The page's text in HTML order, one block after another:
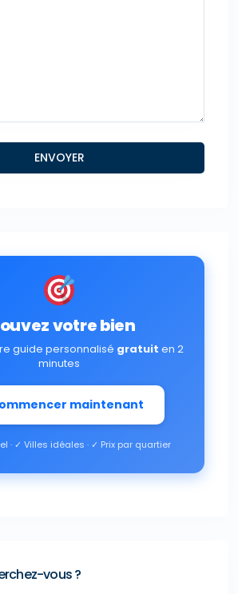
votre bien
guide personnalisé gratuit en 2
minutes
maintenant
· ✓ Villes idéales · ✓ Prix par quartier
vous ?